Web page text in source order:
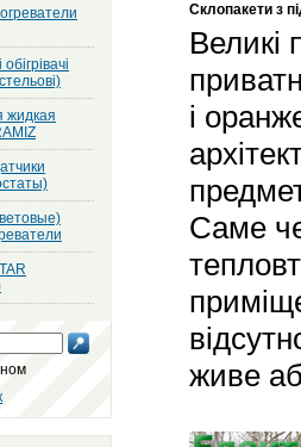
жидкая
Склопакети з
Великі
і
Саме
живе